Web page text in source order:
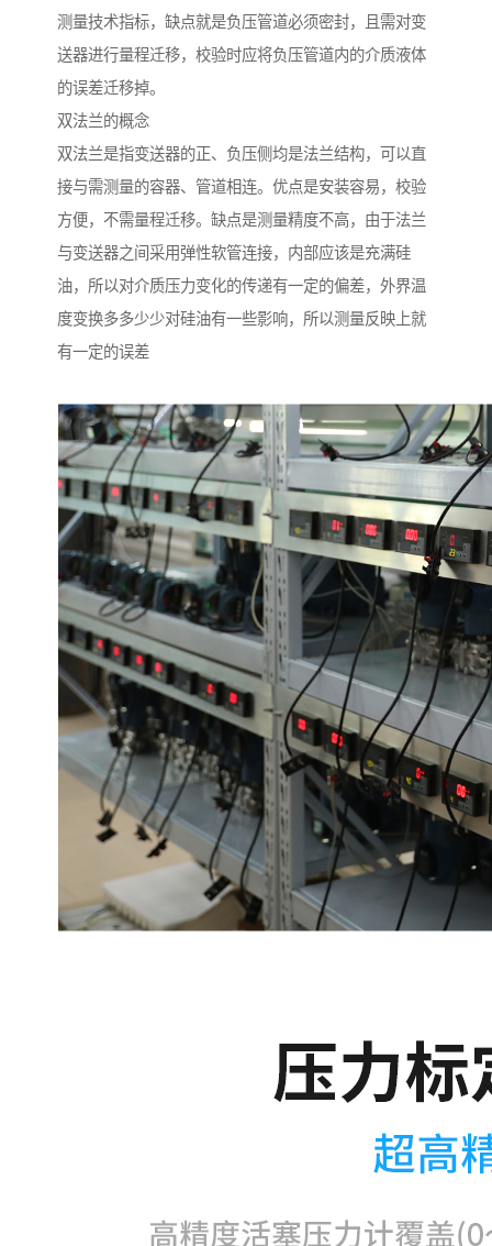
测量技术指标，缺点就是负压管道必须密封，且需对变
送器进行量程迁移，校验时应将负压管道内的介质液体
的误差迁移掉。
双法兰的概念
双法兰是指变送器的正、负压侧均是法兰结构，可以直
接与需测量的容器、管道相连。优点是安装容易，校验
方便，不需量程迁移。缺点是测量精度不高，由于法兰
与变送器之间采用弹性软管连接，内部应该是充满硅
油，所以对介质压力变化的传递有一定的偏差，外界温
度变换多多少少对硅油有一些影响，所以测量反映上就
有一定的误差